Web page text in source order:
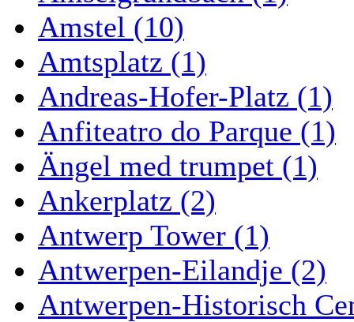
Amstel (10)
Amtsplatz (1)
Andreas-Hofer-Platz (1)
Anfiteatro do Parque (1)
Ängel med trumpet (1)
Ankerplatz (2)
Antwerp Tower (1)
Antwerpen-Eilandje (2)
Antwerpen-Historisch